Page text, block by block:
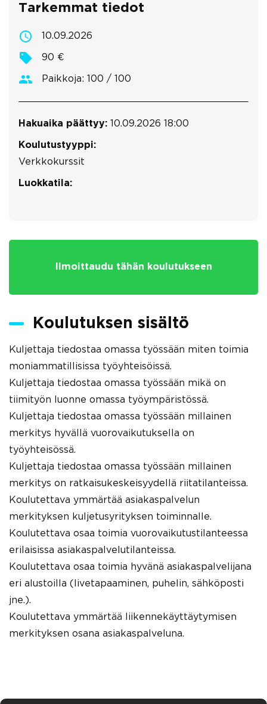
Tarkemmat tiedot
10.09.2026
90 €
Paikkoja: 100 / 100
Hakuaika päättyy: 10.09.2026 18:00
Koulutustyyppi:
Verkkokurssit
Luokkatila:
Ilmoittaudu tähän koulutukseen
Koulutuksen sisältö
Kuljettaja tiedostaa omassa työssään miten toimia
moniammatillisissa työyhteisöissä.
Kuljettaja tiedostaa omassa työssään mikä on
tiimityön luonne omassa työympäristössä.
Kuljettaja tiedostaa omassa työssään millainen
merkitys hyvällä vuorovaikutuksella on
työyhteisössä.
Kuljettaja tiedostaa omassa työssään millainen
merkitys on ratkaisukeskeisyydellä riitatilanteissa.
Koulutettava ymmärtää asiakaspalvelun
merkityksen kuljetusyrityksen toiminnalle.
Koulutettava osaa toimia vuorovaikutustilanteessa
erilaisissa asiakaspalvelutilanteissa.
Koulutettava osaa toimia hyvänä asiakaspalvelijana
eri alustoilla (livetapaaminen, puhelin, sähköposti
jne.).
Koulutettava ymmärtää liikennekäyttäytymisen
merkityksen osana asiakaspalveluna.